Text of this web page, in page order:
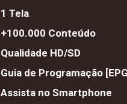
1 Tela
+100.000 Conteúdo
Qualidade HD/SD
Guia de Programação
Assista no Smartphone